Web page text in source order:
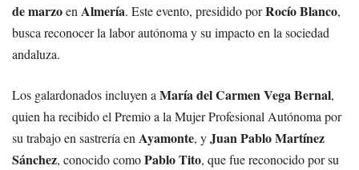
de marzoen Almería. Este evento, presidido porRocío Blanco,
busca reconocer la labor autónoma y su impacto en la sociedad
andaluza.
Los galardonados incluyen a María del Carmen Vega Bernal,
quien ha recibido el Premio a la Mujer Profesional Autónoma por
su trabajo en sastrería en Ayamonte, yJuan Pablo Martínez
Sánchez, conocido comoPablo Tito, que fue reconocido por su